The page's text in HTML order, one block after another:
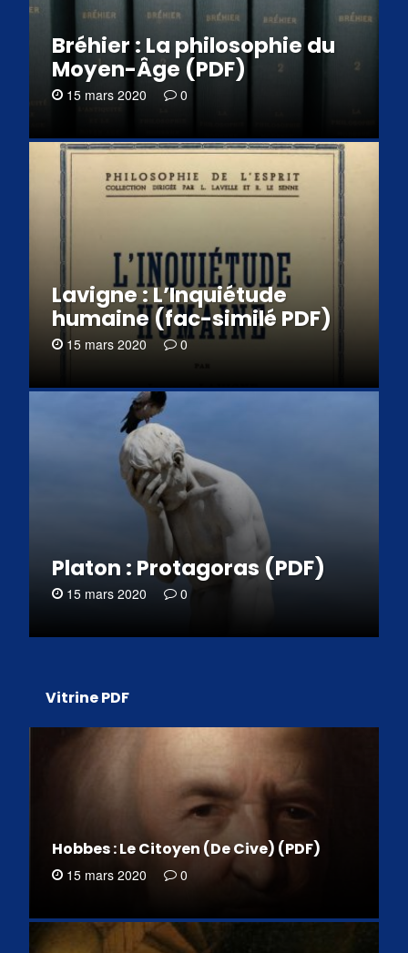
Bréhier : La philosophie du
Moyen-Âge (PDF)
15 mars 2020 0
Lavigne : L’Inquiétude
humaine (fac-similé PDF)
15 mars 2020 0
Platon : Protagoras (PDF)
15 mars 2020 0
Vitrine PDF
Hobbes : Le Citoyen (De Cive) (PDF)
15 mars 2020 0